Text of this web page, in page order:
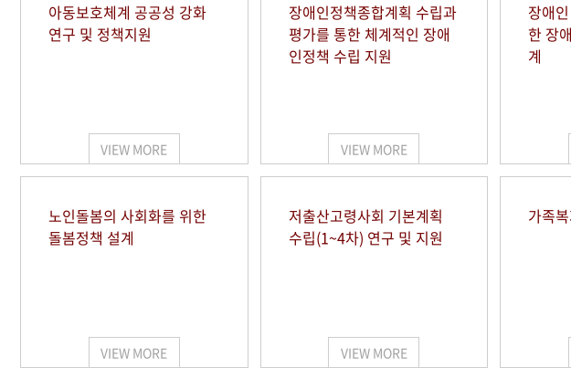
아동보호체계 공공성 강화
연구 및 정책지원
VIEW MORE
장애인정책종합계획 수립과
평가를 통한 체계적인 장애
인정책 수립 지원
VIEW MORE
장애
한 장
계
노인돌봄의 사회화를 위한
돌봄정책 설계
VIEW MORE
저출산고령사회 기본계획
수립(1~4차) 연구 및 지원
VIEW MORE
가족